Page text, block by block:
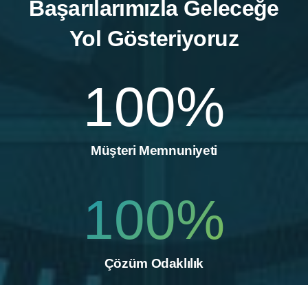
Başarılarımızla Geleceğe
Yol Gösteriyoruz
100%
Müşteri Memnuniyeti
100%
Çözüm Odaklılık